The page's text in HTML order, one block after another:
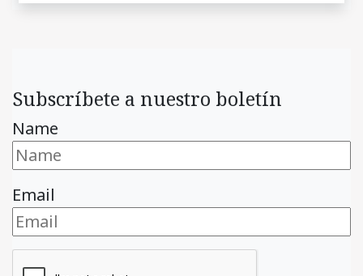
Subscríbete a nuestro boletín
Name
Email